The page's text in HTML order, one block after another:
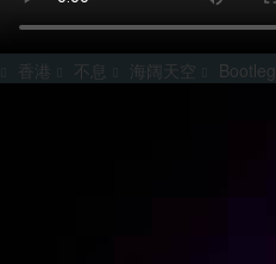
香港 不息 海阔天空 Bootleg